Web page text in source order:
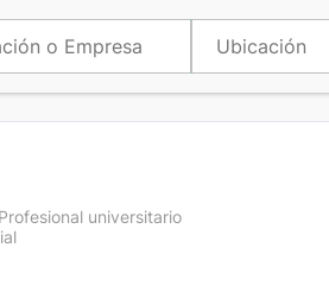
Profesional universitario